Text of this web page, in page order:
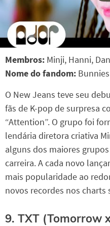
Membros: Minji, Hanni,
Nome do fandom: Bunnies
O New Jeans teve seu
fãs de K-pop de surpresa
“Attention”. O grupo foi
lendária diretora criativa
alguns dos maiores
carreira. A cada novo
mais popularidade ao
novos recordes nos charts
9. TXT (Tomorrow